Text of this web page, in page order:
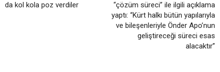
da kol kola poz verdiler
“çözüm süreci” ile ilgili açıklama
yaptı: “Kürt halkı bütün yapılarıyla
ve bileşenleriyle Önder Apo’nun
geliştireceği süreci esas
alacaktır”